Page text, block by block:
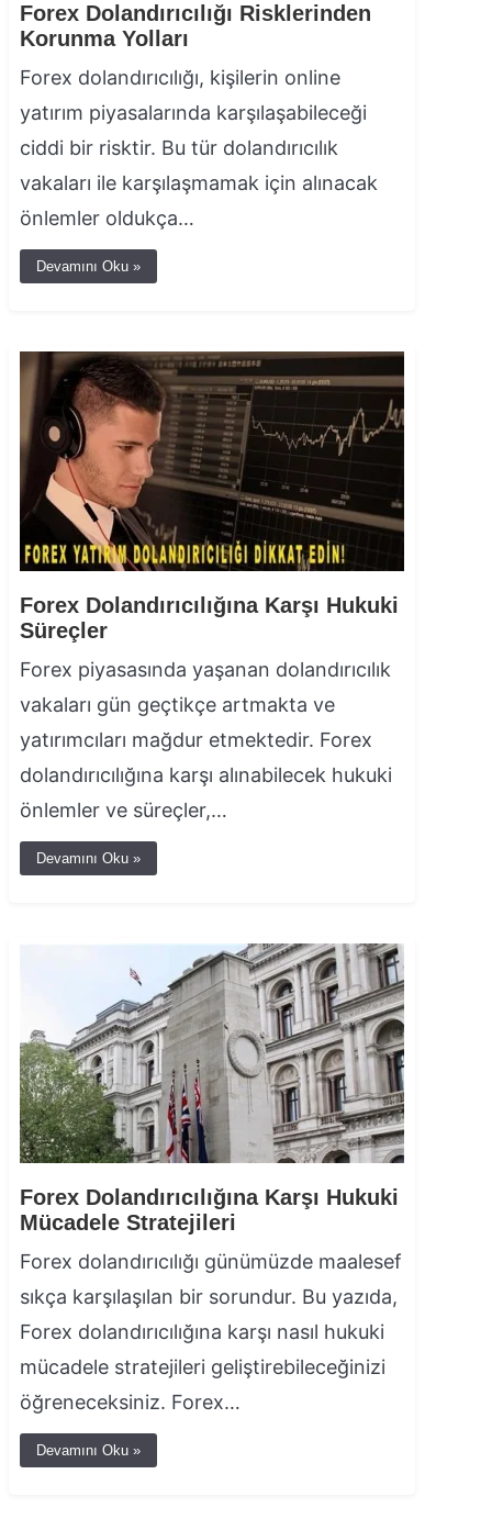
Forex Dolandırıcılığı Risklerinden
Korunma Yolları
Forex dolandırıcılığı, kişilerin online
yatırım piyasalarında karşılaşabileceği
ciddi bir risktir. Bu tür dolandırıcılık
vakaları ile karşılaşmamak için alınacak
önlemler oldukça…
Devamını Oku »
Forex Dolandırıcılığına Karşı Hukuki
Süreçler
Forex piyasasında yaşanan dolandırıcılık
vakaları gün geçtikçe artmakta ve
yatırımcıları mağdur etmektedir. Forex
dolandırıcılığına karşı alınabilecek hukuki
önlemler ve süreçler,…
Devamını Oku »
Forex Dolandırıcılığına Karşı Hukuki
Mücadele Stratejileri
Forex dolandırıcılığı günümüzde maalesef
sıkça karşılaşılan bir sorundur. Bu yazıda,
Forex dolandırıcılığına karşı nasıl hukuki
mücadele stratejileri geliştirebileceğinizi
öğreneceksiniz. Forex…
Devamını Oku »